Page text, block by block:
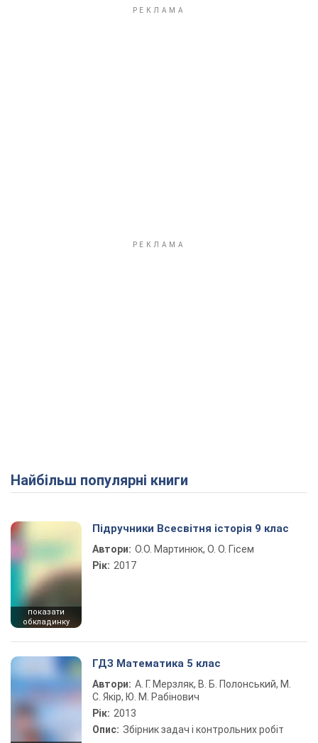
Найбільш популярні книги
показати
обкладинку
Підручники Всесвітня історія 9 клас
Автори: О.О. Мартинюк, О. О. Гісем
Рік: 2017
ГДЗ Математика 5 клас
Автори: А. Г. Мерзляк, В. Б. Полонський, М.
С. Якір, Ю. М. Рабінович
Рік: 2013
Опис: Збірник задач і контрольних робіт